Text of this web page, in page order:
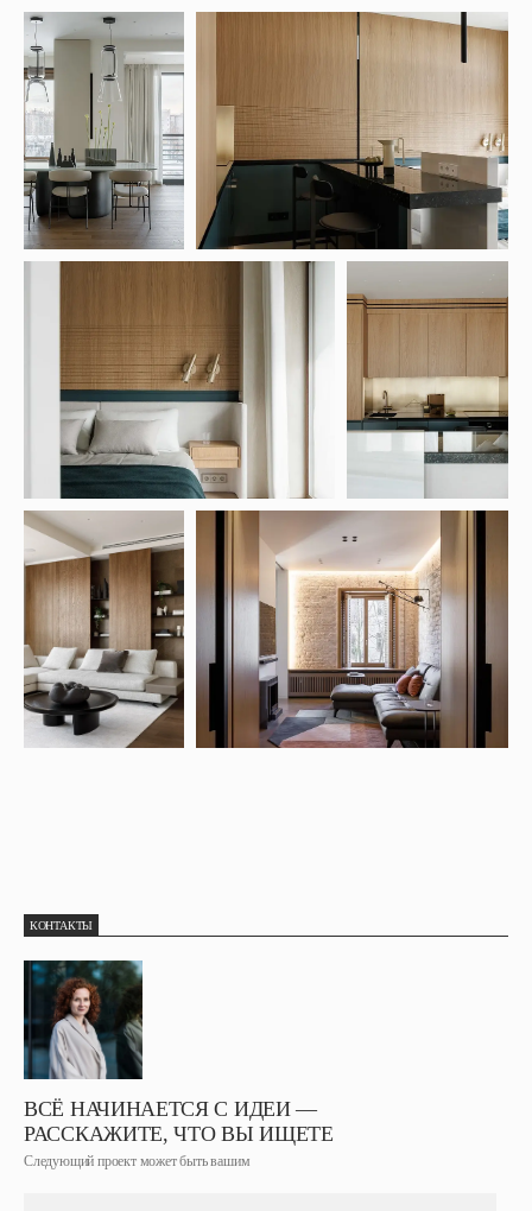
КОНТАКТЫ
ВСЁ НАЧИНАЕТСЯ С ИДЕИ —
РАССКАЖИТЕ, ЧТО ВЫ ИЩЕТЕ
Следующий проект может быть вашим